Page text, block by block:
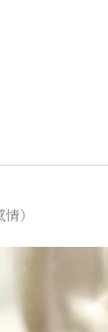
）